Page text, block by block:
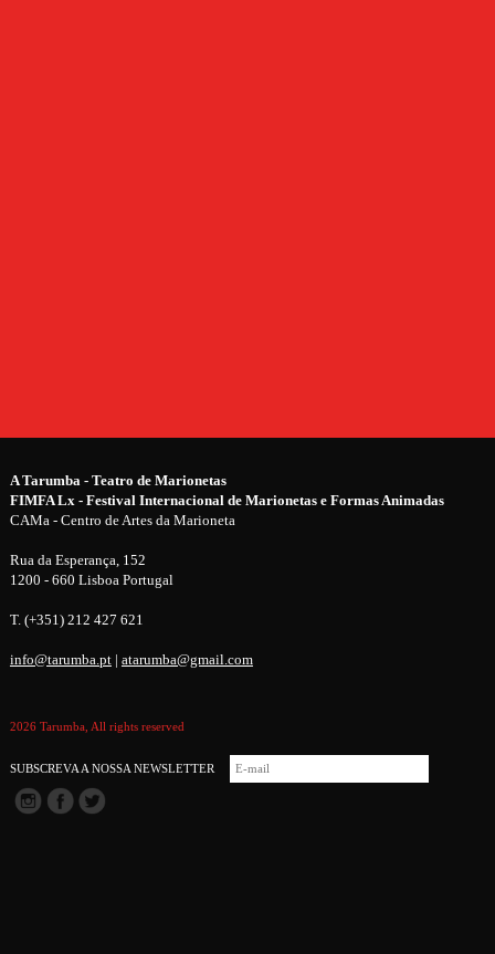
A Tarumba - Teatro de Marionetas
FIMFA Lx - Festival Internacional de Marionetas e Formas Animadas
CAMa - Centro de Artes da Marioneta
Rua da Esperança, 152
1200 - 660 Lisboa Portugal
T. (+351) 212 427 621
info@tarumba.pt| atarumba@gmail.com
2026 Tarumba, All rights reserved
SUBSCREVA A NOSSA NEWSLETTER